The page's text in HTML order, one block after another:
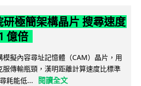
極簡架構晶片 搜尋速度
億倍
擬內容尋址記憶體（CAM）晶片，用
傳輸瓶頸，漢明距離計算速度比標準
耗能低...
閱讀全文